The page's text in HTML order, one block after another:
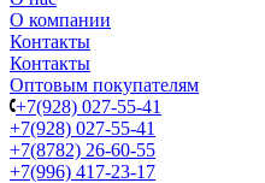
О компании
Контакты
Контакты
Оптовым покупателям
+7(928) 027-55-41
+7(928) 027-55-41
+7(8782) 26-60-55
+7(996) 417-23-17